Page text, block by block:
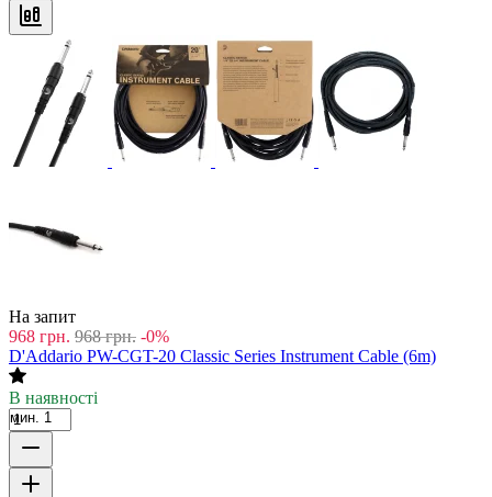
На запит
968 грн. 968 грн. -0%
D'Addario PW-CGT-20 Classic Series Instrument Cable (6m)
В наявності
мин. 1